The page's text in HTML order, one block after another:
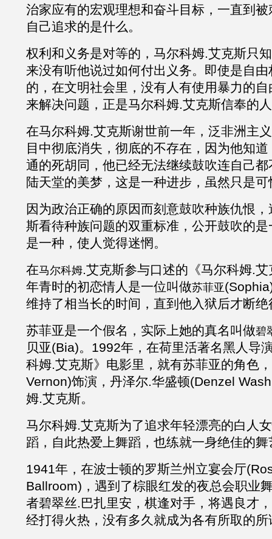
治家应有的宏观理想和奋斗目标，一直到
自己追求的是什么。
权利和义务是对等的，马尔科姆.艾克斯只
来没有听他说过如何付出义务。即使是自
的，在文明社会里，没有人有使用暴力的
来解决问题，正是马尔科姆.艾克斯信奉的
在马尔科姆.艾克斯谢世前一年，泛非洲主
目中彻底消失，彻底的不存在，因为他知
通的死胡同，他已经无法继续鼓吹连自己
陆天堂的美梦，这是一种进步，虽然只是
因为政治正确的原因而刻意鼓吹种族仇恨，
斯看待种族问题的双重标准，公开鼓吹的
是一种，使人觉得迷惘。
在马尔科姆.艾克斯参与口述的《马尔科姆.艾
年青时的初恋情人是一位叫做苏菲亚
维持了相当长的时间，直到他入狱后才断绝
苏菲亚是一个假名，实际上她的真名叫做碧
贝亚(Bia)。1992年，在荷里活著名黑人导
科姆.艾克斯》电影里，就有苏菲亚的角色
Vernon)饰演，丹泽尔.华盛顿(Denzel
姆.艾克斯。
马尔科姆.艾克斯为了追求年轻漂亮的白人
蹈，自此热爱上舞蹈，也练就一身绝佳的舞
1941年，在波士顿的罗斯兰州立宴会厅
Ballroom)，遇到了棕眼红发的夜总会职业
者碧翠丝.巴扎里安，棋逢对手，将遇良才
经打得火热，没有多久就成为各有所取的所